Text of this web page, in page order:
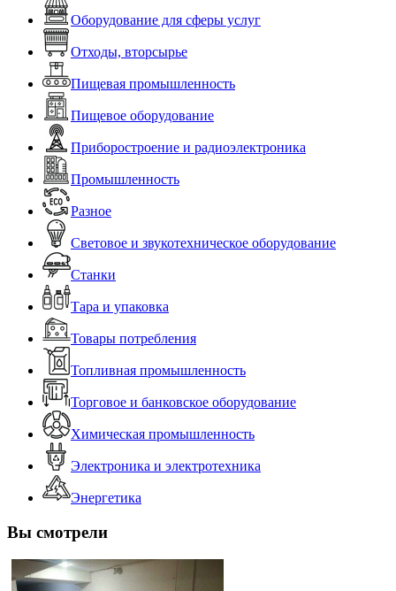
Оборудование для сферы услуг
Отходы, вторсырье
Пищевая промышленность
Пищевое оборудование
Приборостроение и радиоэлектроника
Промышленность
Разное
Световое и звукотехническое оборудование
Станки
Тара и упаковка
Товары потребления
Топливная промышленность
Торговое и банковское оборудование
Химическая промышленность
Электроника и электротехника
Энергетика
Вы смотрели